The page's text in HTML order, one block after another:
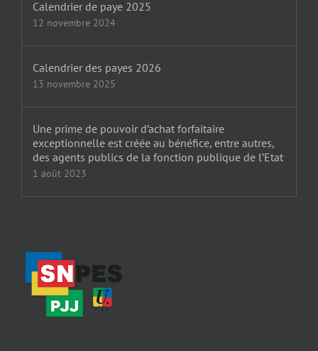
Calendrier de paye 2025
12 novembre 2024
Calendrier des payes 2026
13 novembre 2025
Une prime de pouvoir d’achat forfaitaire
exceptionnelle est créée au bénéfice, entre autres,
des agents publics de la fonction publique de l’Etat
1 août 2023